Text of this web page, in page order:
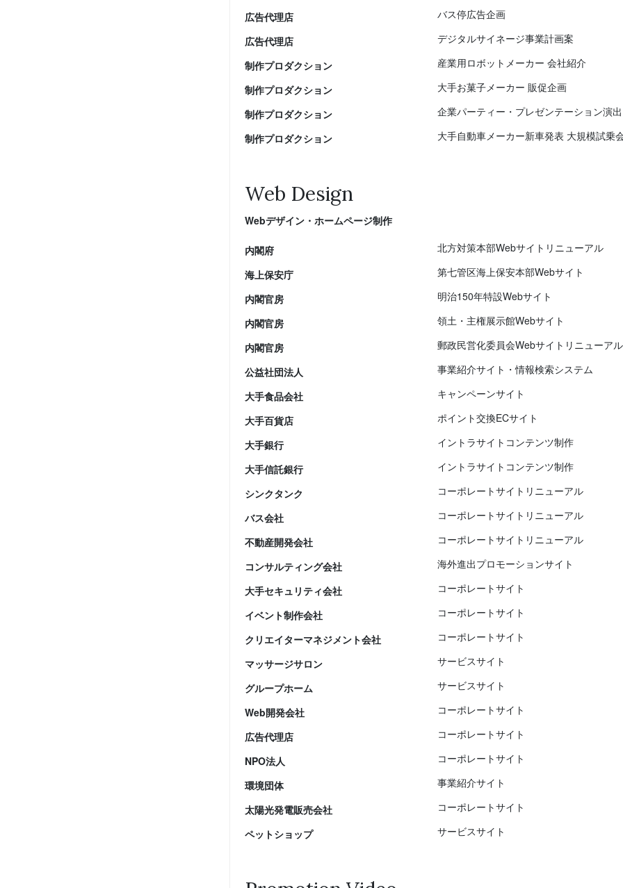
広告代理店
バス停広告企画
広告代理店
デジタルサイネージ事業計画案
制作プロダクション
産業用ロボットメーカー 会社紹介
制作プロダクション
大手お菓子メーカー 販促企画
制作プロダクション
企業パーティー・プレゼンテーション演
制作プロダクション
大手自動車メーカー新車発表 大規模試乗
Web Design
Webデザイン・ホームページ制作
内閣府
北方対策本部Webサイトリニューアル
海上保安庁
第七管区海上保安本部Webサイト
内閣官房
明治150年特設Webサイト
内閣官房
領土・主権展示館Webサイト
内閣官房
郵政民営化委員会Webサイトリニューアル
公益社団法人
事業紹介サイト・情報検索システム
大手食品会社
キャンペーンサイト
大手百貨店
ポイント交換ECサイト
大手銀行
イントラサイトコンテンツ制作
大手信託銀行
イントラサイトコンテンツ制作
シンクタンク
コーポレートサイトリニューアル
バス会社
コーポレートサイトリニューアル
不動産開発会社
コーポレートサイトリニューアル
コンサルティング会社
海外進出プロモーションサイト
大手セキュリティ会社
コーポレートサイト
イベント制作会社
コーポレートサイト
クリエイターマネジメント会社
コーポレートサイト
マッサージサロン
サービスサイト
グループホーム
サービスサイト
Web開発会社
コーポレートサイト
広告代理店
コーポレートサイト
NPO法人
コーポレートサイト
環境団体
事業紹介サイト
太陽光発電販売会社
コーポレートサイト
ペットショップ
サービスサイト